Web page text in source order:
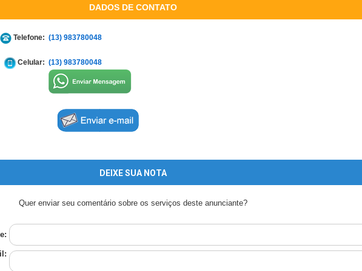
DADOS DE CONTATO
Telefone: (13) 983780048
Celular: (13) 983780048
DEIXE SUA NOTA
Quer enviar seu comentário sobre os serviços deste anunciante?